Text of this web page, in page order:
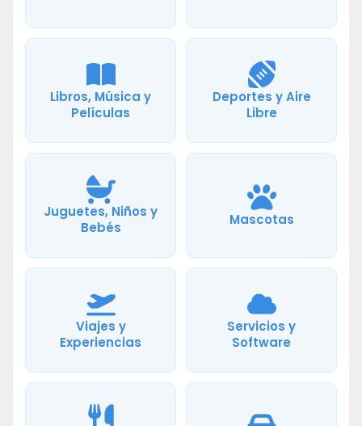
Libros, Música y
Películas
Deportes y Aire
Libre
Juguetes, Niños y
Bebés
Mascotas
Viajes y
Experiencias
Servicios y
Software